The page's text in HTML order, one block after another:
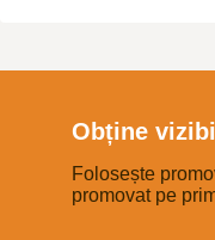
Obține
Folosește
promovat pe